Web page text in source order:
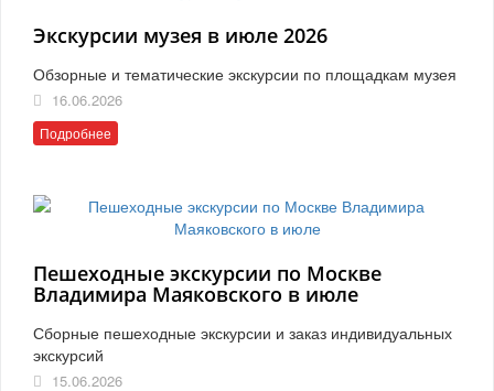
Экскурсии музея в июле 2026
Обзорные и тематические экскурсии по площадкам музея
16.06.2026
Подробнее
Пешеходные экскурсии по Москве
Владимира Маяковского в июле
Сборные пешеходные экскурсии и заказ индивидуальных
экскурсий
15.06.2026